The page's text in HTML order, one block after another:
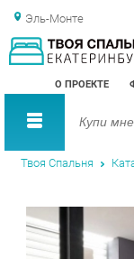
Эль-Монте
О ПРОЕКТЕ
Твоя Спальня